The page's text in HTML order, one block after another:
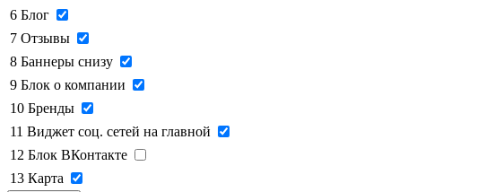
6 Блог
7 Отзывы
8 Баннеры снизу
9 Блок о компании
10 Бренды
11 Виджет соц. сетей на главной
12 Блок ВКонтакте
13 Карта